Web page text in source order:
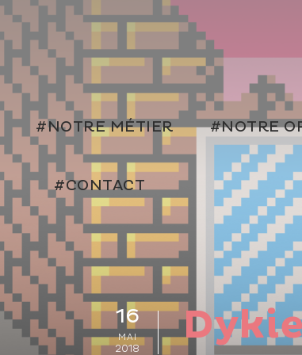
#NOTRE MÉTIER #NOTRE
#CONTACT
16
MAI
2018